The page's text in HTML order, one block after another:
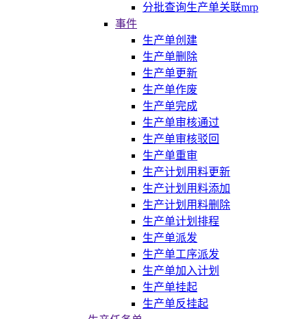
分批查询生产单关联mrp
事件
生产单创建
生产单删除
生产单更新
生产单作废
生产单完成
生产单审核通过
生产单审核驳回
生产单重审
生产计划用料更新
生产计划用料添加
生产计划用料删除
生产单计划排程
生产单派发
生产单工序派发
生产单加入计划
生产单挂起
生产单反挂起